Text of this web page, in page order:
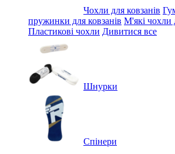
Чохли для ковзанів
пружинки для ковзанів М'які чохли
Пластикові чохли Дивитися все
Шнурки
Спінери